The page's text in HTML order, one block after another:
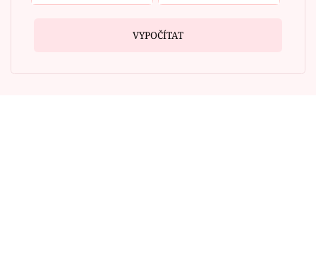
VYPOČÍTAT